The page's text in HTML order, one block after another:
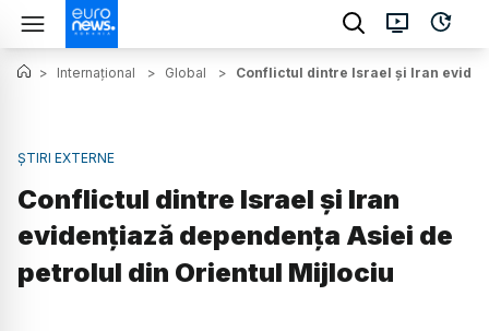
> Internațional > Global > Conflictul dintre Israel și Iran
ȘTIRI EXTERNE
Conflictul dintre Israel și Iran
evidențiază dependența Asiei de
petrolul din Orientul Mijlociu